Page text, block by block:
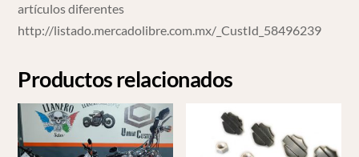
artículos diferentes
http://listado.mercadolibre.com.mx/_CustId_58496239
Productos relacionados